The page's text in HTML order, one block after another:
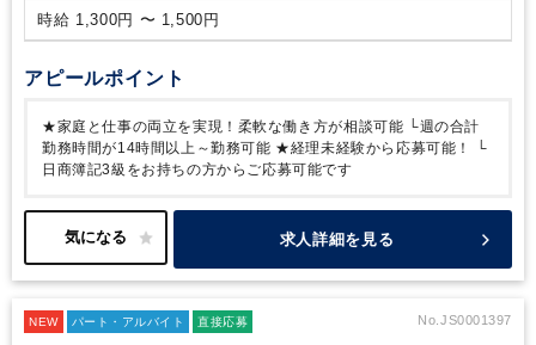
時給 1,300円 〜 1,500円
アピールポイント
★家庭と仕事の両立を実現！柔軟な働き方が相談可能 └週の合計
勤務時間が14時間以上～勤務可能 ★経理未経験から応募可能！
└
日商簿記3級をお持ちの方からご応募可能です
求人詳細を見る
NEW パート・アルバイト 直接応募 No.JS0001397